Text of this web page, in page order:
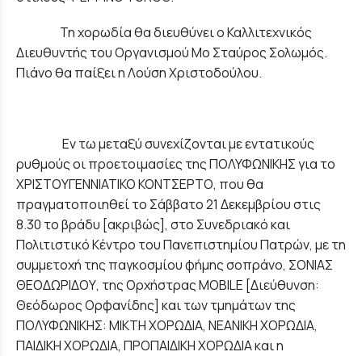
Τη χορωδία θα διευθύνει ο Καλλιτεχνικός
Διευθυντής του Οργανισμού Μο Σταύρος Σολωμός.
Πιάνο θα παίξει η Λούση Χριστοδούλου.
Εν τω μεταξύ συνεχίζονται με εντατικούς
ρυθμούς οι προετοιμασίες της ΠΟΛΥΦΩΝΙΚΗΣ για το
ΧΡΙΣΤΟΥΓΕΝΝΙΑΤΙΚΟ ΚΟΝΤΣΕΡΤΟ, που θα
πραγματοποιηθεί το Σάββατο 21 Δεκεμβρίου στις
8.30 το βράδυ [ακριβώς], στο Συνεδριακό και
Πολιτιστικό Κέντρο του Πανεπιστημίου Πατρών, με τη
συμμετοχή της παγκοσμίου φήμης σοπράνο, ΣΟΝΙΑΣ
ΘΕΟΔΩΡΙΔΟΥ, της Ορχήστρας MOBILE [Διεύθυνση:
Θεόδωρος Ορφανίδης] και των τμημάτων της
ΠΟΛΥΦΩΝΙΚΗΣ: ΜΙΚΤΗ ΧΟΡΩΔΙΑ, ΝΕΑΝΙΚΗ ΧΟΡΩΔΙΑ,
ΠΑΙΔΙΚΗ ΧΟΡΩΔΙΑ, ΠΡΟΠΑΙΔΙΚΗ ΧΟΡΩΔΙΑ και η